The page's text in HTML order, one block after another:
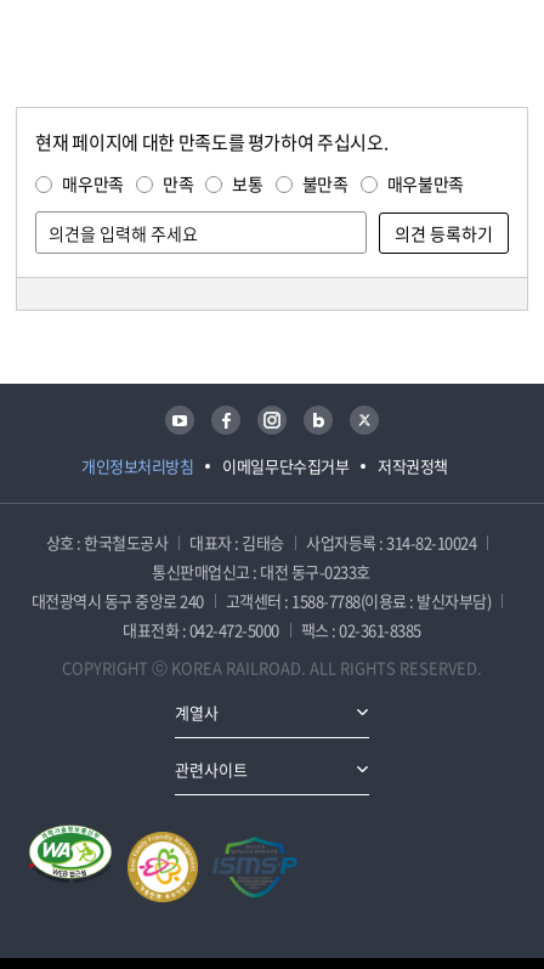
현재 페이지에 대한 만족도를 평가하여 주십시오.
매우만족 만족 보통 불만족 매우불만족
개인정보처리방침 이메일무단수집거부 저작권정책
유튜브 페이스북 인스타그램 블로그 트위터
상호 : 한국철도공사 대표자 : 김태승
사업자등록 : 314-82-10024
통신판매업신고 : 대전 동구-0233호
대전광역시 동구 중앙로 240
고객센터 : 1588-7788(이용료 : 발신자부담)
대표전화 : 042-472-5000
팩스 : 02-361-8385
COPYRIGHT ⓒ KOREA RAILROAD. ALL RIGHTS RESERVED.
계열사
관련사이트